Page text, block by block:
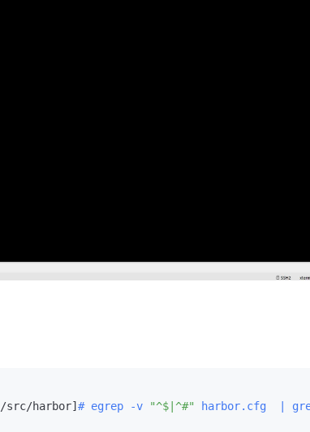
/src/harbor] # egrep -v "^$|^#"
harbor.cfg  |